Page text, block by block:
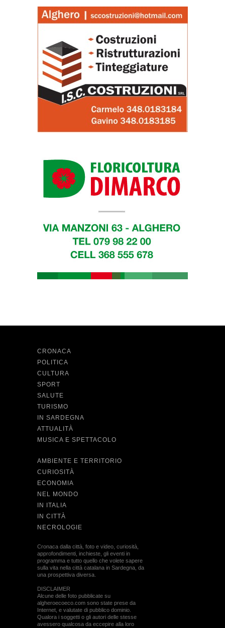
CRONACA
POLITICA
CULTURA
SPORT
SALUTE
TURISMO
IN SARDEGNA
ATTUALITÀ
MUSICA E SPETTACOLO
AMBIENTE E TERRITORIO
CURIOSITÀ
ECONOMIA
NEL MONDO
IN ITALIA
IN CITTÀ
NECROLOGIE
Cronaca dalla città, foto e video, curiosità,
approfondimenti, inchieste, gli eventi in
programma e tutto quello che volete sapere
sulla vita nella città catalana in Sardegna, da
una prospettiva diversa.
DISCLAIMER
Alcune delle foto pubblicate su
algheroecoeco.com sono state prese da
Internet, e valutate di pubblico dominio.
Qualora i soggetti o gli autori delle stesse
avessero qualcosa da eccepire alla loro